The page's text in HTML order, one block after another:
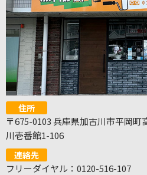
住所
〒675-0103 兵庫県加古川市平岡町
川壱番館1-106
連絡先
フリーダイヤル：0120-516-107